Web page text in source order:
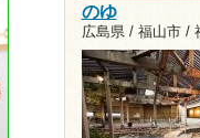
のゆ
広島県 / 福山市 /